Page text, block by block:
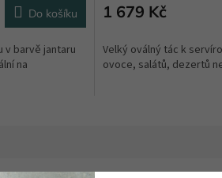
Do košíku
v barvě jantaru
na
1 679 Kč
Velký oválný tác k
ovoce, salátů, dezertů